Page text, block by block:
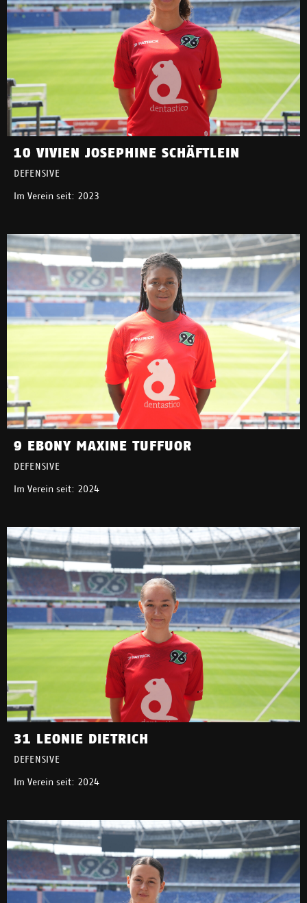
10 VIVIEN JOSEPHINE SCHÄFTLEIN
DEFENSIVE
Im Verein seit: 2023
9 EBONY MAXINE TUFFUOR
DEFENSIVE
Im Verein seit: 2024
31 LEONIE DIETRICH
DEFENSIVE
Im Verein seit: 2024